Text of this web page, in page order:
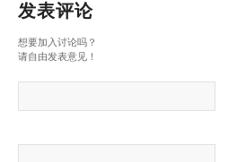
发表评论
想要加入讨论吗？
请自由发表意见！